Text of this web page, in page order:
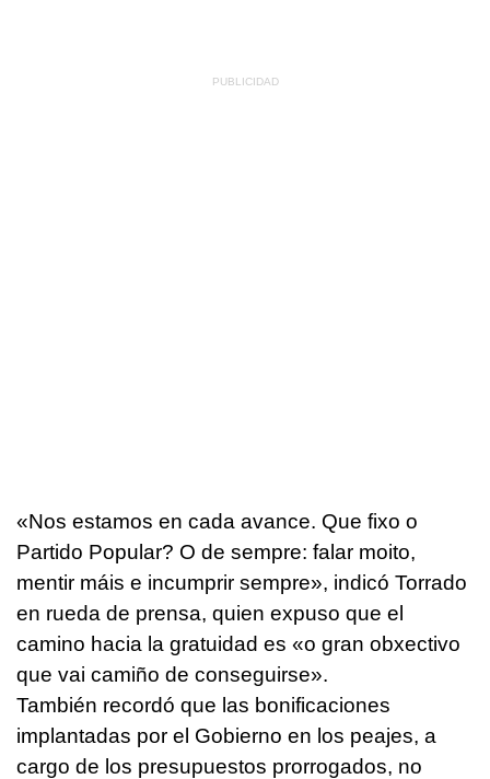
«Nos estamos en cada avance. Que fixo o
Partido Popular? O de sempre: falar moito,
mentir máis e incumprir sempre», indicó Torrado
en rueda de prensa, quien expuso que el
camino hacia la gratuidad es «o gran obxectivo
que vai camiño de conseguirse».
También recordó que las bonificaciones
implantadas por el Gobierno en los peajes, a
cargo de los presupuestos prorrogados, no